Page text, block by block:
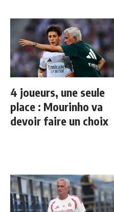
4 joueurs, une seule
place : Mourinho va
devoir faire un choix